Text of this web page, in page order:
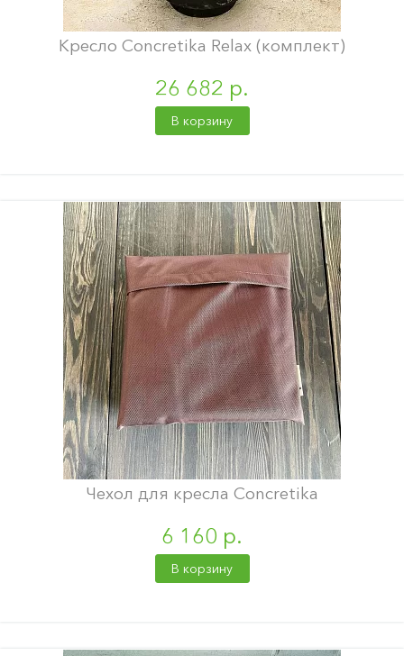
Кресло Concretika Relax (комплект)
26 682 р.
В корзину
Чехол для кресла Concretika
6 160 р.
В корзину